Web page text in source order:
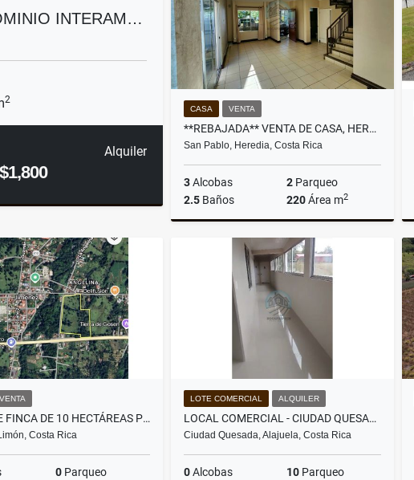
INTERAM…
2
Alquiler
CASA VENTA
**REBAJADA** VENTA DE CASA, HEREDIA, SAN PABLO, COND INTERAMERICANA
San Pablo, Heredia, Costa Rica
3Alcobas 2 Parqueo
2.5 Baños 220Área m2
US$250,000
VENTA
VENTA DE FINCA DE 10 HECTÁREAS PLANAS DE USO MIXTO EN GUÁCIMO, LIMÓN
Costa Rica
0 Parqueo
LOTE COMERCIAL ALQUILER
LOCAL COMERCIAL - CIUDAD QUESADA
Ciudad Quesada, Alajuela, Costa Rica
0Alcobas 10 Parqueo